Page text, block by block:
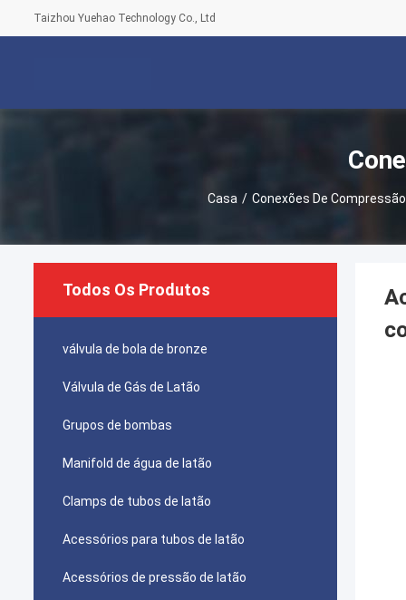
Taizhou Yuehao Technology Co., Ltd
Casa / Conexões De
Todos Os Produtos
válvula de bola de bronze
Válvula de Gás de Latão
Grupos de bombas
Manifold de água de latão
Clamps de tubos de latão
Acessórios para tubos de latão
Acessórios de pressão de latão